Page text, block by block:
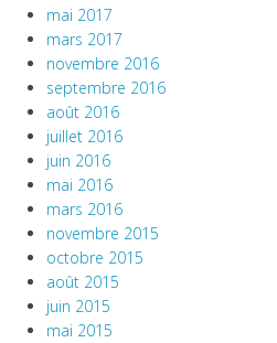
mai 2017
mars 2017
novembre 2016
septembre 2016
août 2016
juillet 2016
juin 2016
mai 2016
mars 2016
novembre 2015
octobre 2015
août 2015
juin 2015
mai 2015